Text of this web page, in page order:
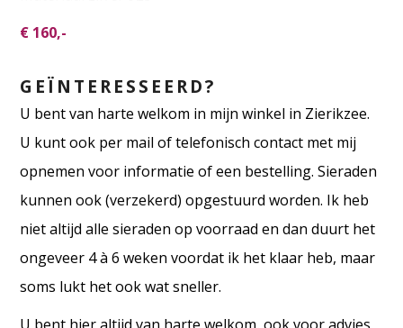
€ 160,-
GEÏNTERESSEERD?
U bent van harte welkom in mijn winkel in Zierikzee.
U kunt ook per mail of telefonisch contact met mij
opnemen voor informatie of een bestelling. Sieraden
kunnen ook (verzekerd) opgestuurd worden. Ik heb
niet altijd alle sieraden op voorraad en dan duurt het
ongeveer 4 à 6 weken voordat ik het klaar heb, maar
soms lukt het ook wat sneller.